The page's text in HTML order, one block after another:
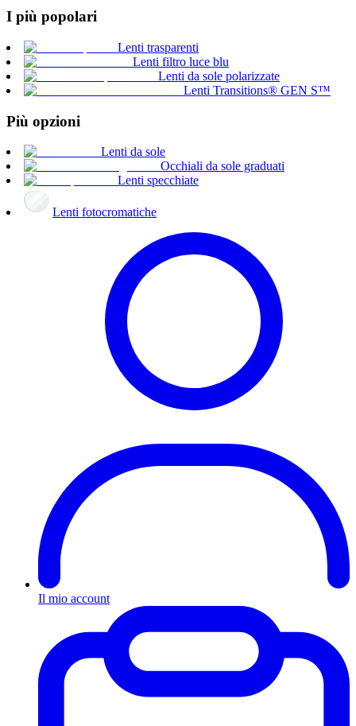
I più popolari
Lenti trasparenti
Lenti filtro luce blu
Lenti da sole polarizzate
Lenti Transitions® GEN S™
Più opzioni
Lenti da sole
Occhiali da sole graduati
Lenti specchiate
Lenti fotocromatiche
Il mio account